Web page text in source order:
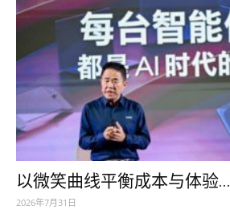
以微笑曲线平衡成本与体验...
2026年7月31日